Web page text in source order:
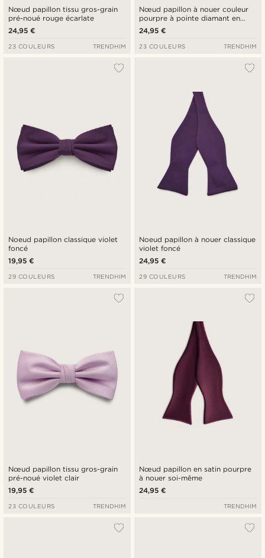
Nœud papillon tissu gros-grain
pré-noué rouge écarlate
24,95 €
23 COULEURS TRENDHIM
Nœud papillon à nouer couleur
pourpre à pointe diamant en
gros-grain
24,95 €
23 COULEURS TRENDHIM
Noeud papillon classique violet
foncé
19,95 €
29 COULEURS TRENDHIM
Noeud papillon à nouer classique
violet foncé
24,95 €
29 COULEURS TRENDHIM
Nœud papillon tissu gros-grain
pré-noué violet clair
19,95 €
23 COULEURS TRENDHIM
Nœud papillon en satin pourpre
à nouer soi-même
24,95 €
TRENDHIM